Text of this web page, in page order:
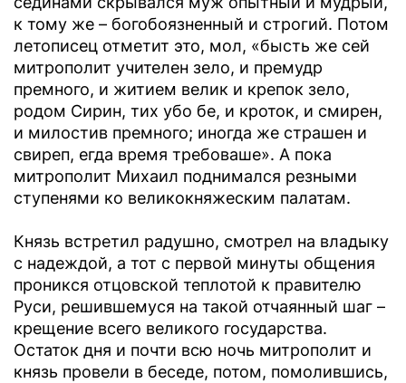
к тому же – богобоязненный и строгий. Потом
летописец отметит это, мол, «бысть же сей
митрополит учителен зело, и премудр
премного, и житием велик и крепок зело,
родом Сирин, тих убо бе, и кроток, и смирен,
и милостив премного; иногда же страшен и
свиреп, егда время требоваше». А пока
митрополит Михаил поднимался резными
ступенями ко великокняжеским палатам.
Князь встретил радушно, смотрел на владыку
с надеждой, а тот с первой минуты общения
проникся отцовской теплотой к правителю
Руси, решившемуся на такой отчаянный шаг –
крещение всего великого государства.
Остаток дня и почти всю ночь митрополит и
князь провели в беседе, потом, помолившись,